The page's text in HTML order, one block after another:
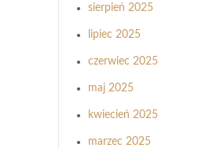
sierpień 2025
lipiec 2025
czerwiec 2025
maj 2025
kwiecień 2025
marzec 2025